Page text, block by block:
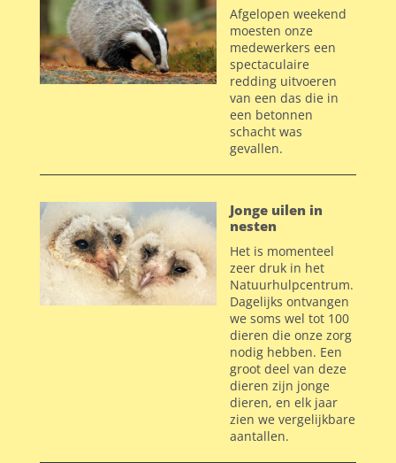
Afgelopen weekend
moesten onze
medewerkers een
spectaculaire
redding uitvoeren
van een das die in
een betonnen
schacht was
gevallen.
Jonge uilen in
nesten
Het is momenteel
zeer druk in het
Natuurhulpcentrum.
Dagelijks ontvangen
we soms wel tot 100
dieren die onze zorg
nodig hebben. Een
groot deel van deze
dieren zijn jonge
dieren, en elk jaar
zien we vergelijkbare
aantallen.